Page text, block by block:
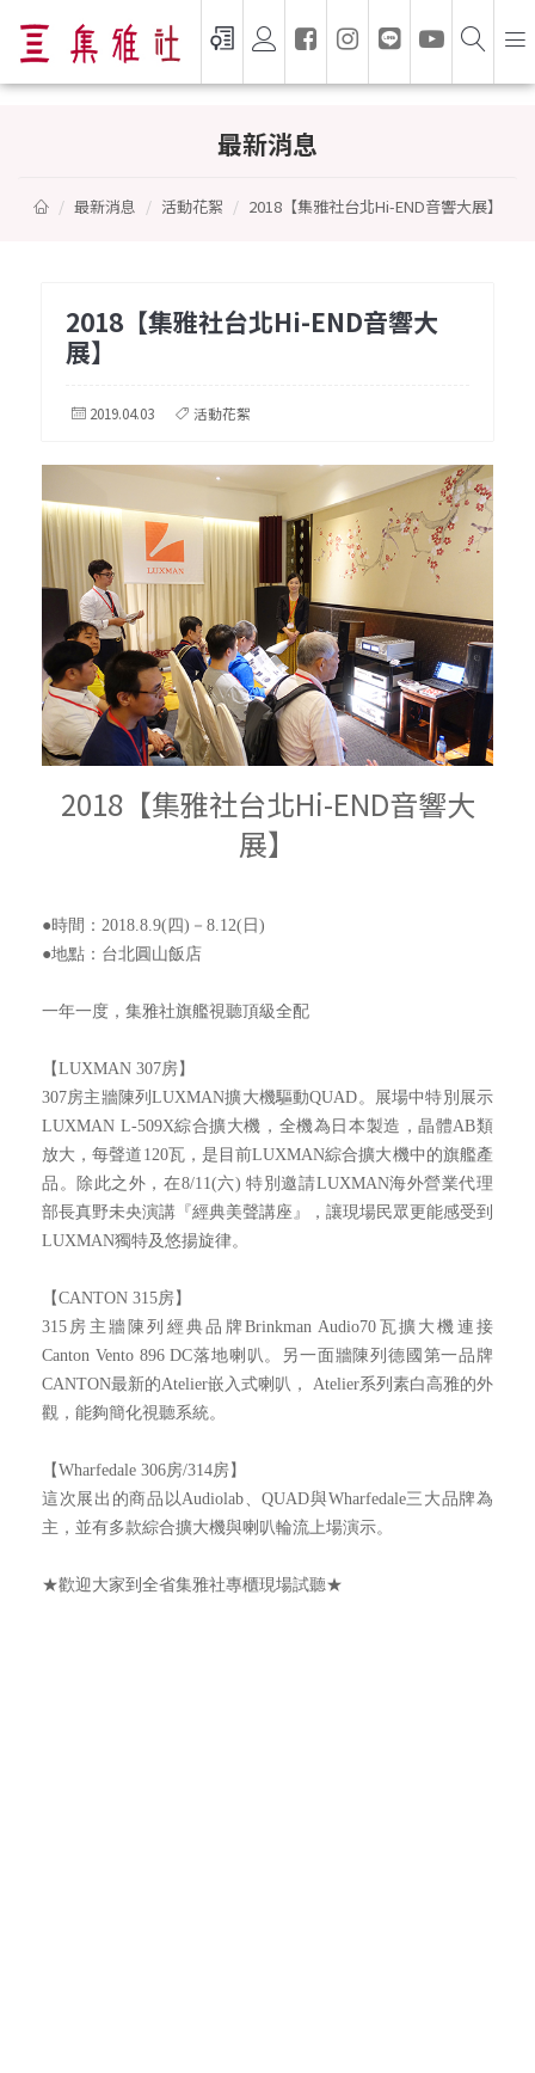
最新消息
最新消息 活動花絮 2018【集雅社台北Hi-END音響大展】
2018【集雅社台北Hi-END音響大
展】
2019.04.03 活動花絮
2018【集雅社台北Hi-END音響大
展】
●時間：2018.8.9(四)－8.12(日)
●地點：台北圓山飯店
一年一度，集雅社旗艦視聽頂級全配
【LUXMAN 307房】
307房主牆陳列LUXMAN擴大機驅動QUAD。展場中特別展示
LUXMAN L-509X綜合擴大機，全機為日本製造，晶體AB類
放大，每聲道120瓦，是目前LUXMAN綜合擴大機中的旗艦產
品。除此之外，在8/11(六) 特別邀請LUXMAN海外營業代理
部長真野未央演講『經典美聲講座』，讓現場民眾更能感受到
LUXMAN獨特及悠揚旋律。
【CANTON 315房】
315房主牆陳列經典品牌Brinkman Audio70瓦擴大機連接
Canton Vento 896 DC落地喇叭。另一面牆陳列德國第一品牌
CANTON最新的Atelier嵌入式喇叭， Atelier系列素白高雅的外
觀，能夠簡化視聽系統。
【Wharfedale 306房/314房】
這次展出的商品以Audiolab、QUAD與Wharfedale三大品牌為
主，並有多款綜合擴大機與喇叭輪流上場演示。
★歡迎大家到全省集雅社專櫃現場試聽★